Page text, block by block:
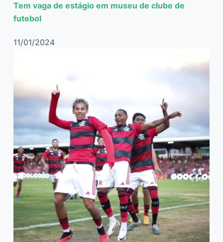
Tem vaga de estágio em museu de clube de
futebol
11/01/2024